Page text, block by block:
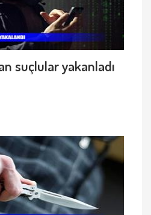
suçlular yakanladı